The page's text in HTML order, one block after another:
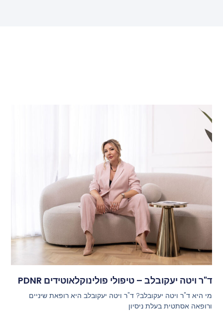
ד"ר ויטה יעקובלב – טיפולי פולינוקלאוטידים PDNR
מי היא ד"ר ויטה יעקובלב? ד"ר ויטה יעקובלב היא רופאת שיניים
ורופאה אסתטית בעלת ניסיון